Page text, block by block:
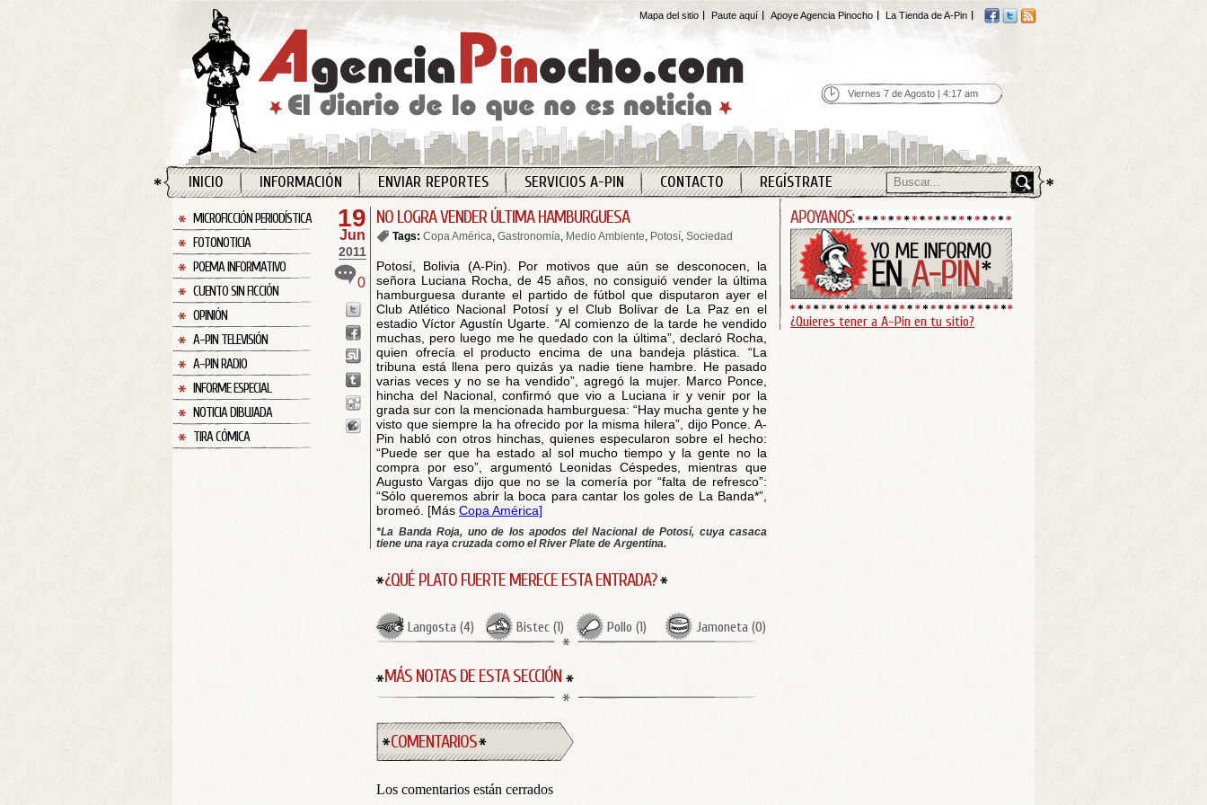
Mapa del sitio Paute aquí Apoye Agencia Pinocho La Tienda de A-Pin
Viernes 7 de Agosto | 4:17 am
INICIO INFORMACIÓN ENVIAR REPORTES SERVICIOS A-PIN CONTACTO REGÍSTRATE
MICROFICCIÓN PERIODÍSTICA
FOTONOTICIA
POEMA INFORMATIVO
CUENTO SIN FICCIÓN
OPINIÓN
A-PIN TELEVISIÓN
A-PIN RADIO
INFORME ESPECIAL
NOTICIA DIBUJADA
TIRA CÓMICA
19
Jun
2011
0
NO LOGRA VENDER ÚLTIMA HAMBURGUESA
Tags: Copa América, Gastronomía, Medio Ambiente, Potosí, Sociedad
Potosí, Bolivia (A-Pin). Por motivos que aún se desconocen, la
señora Luciana Rocha, de 45 años, no consiguió vender la última
hamburguesa durante el partido de fútbol que disputaron ayer el
Club Atlético Nacional Potosí y el Club Bolívar de La Paz en el
estadio Víctor Agustín Ugarte. “Al comienzo de la tarde he vendido
muchas, pero luego me he quedado con la última”, declaró Rocha,
quien ofrecía el producto encima de una bandeja plástica. “La
tribuna está llena pero quizás ya nadie tiene hambre. He pasado
varias veces y no se ha vendido”, agregó la mujer. Marco Ponce,
hincha del Nacional, confirmó que vio a Luciana ir y venir por la
grada sur con la mencionada hamburguesa: “Hay mucha gente y he
visto que siempre la ha ofrecido por la misma hilera”, dijo Ponce. A-
Pin habló con otros hinchas, quienes especularon sobre el hecho:
“Puede ser que ha estado al sol mucho tiempo y la gente no la
compra por eso”, argumentó Leonidas Céspedes, mientras que
Augusto Vargas dijo que no se la comería por “falta de refresco”:
“Sólo queremos abrir la boca para cantar los goles de La Banda*”,
bromeó. [Más Copa América]
*La Banda Roja, uno de los apodos del Nacional de Potosí, cuya casaca
tiene una raya cruzada como el River Plate de Argentina.
¿QUÉ PLATO FUERTE MERECE ESTA ENTRADA?
Langosta (4) Bistec (1) Pollo (1) Jamoneta (0)
MÁS NOTAS DE ESTA SECCIÓN
COMENTARIOS
Los comentarios están cerrados
¿Quieres tener a A-Pin en tu sitio?